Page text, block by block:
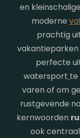
en
moderne
prachtig
perfecte
watersport te
varen of om
rustgevende
kernwoorden
ook